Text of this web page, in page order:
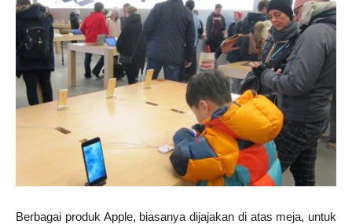
Berbagai produk Apple, biasanya dijajakan di atas meja, untuk